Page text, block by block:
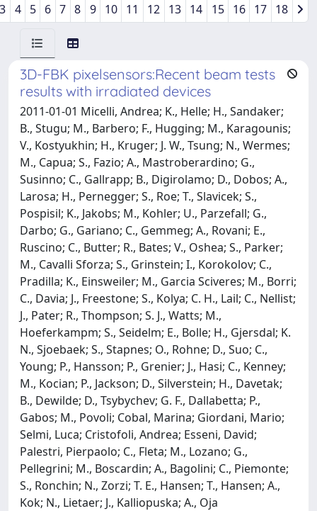
3 4 5 6 7 8 9 10 11 12 13 14 15 16 17 18
3D-FBK pixelsensors:Recent beam tests
results with irradiated devices
2011-01-01 Micelli, Andrea; K., Helle; H., Sandaker;
B., Stugu; M., Barbero; F., Hugging; M., Karagounis;
V., Kostyukhin; H., Kruger; J. W., Tsung; N., Wermes;
M., Capua; S., Fazio; A., Mastroberardino; G.,
Susinno; C., Gallrapp; B., Digirolamo; D., Dobos; A.,
Larosa; H., Pernegger; S., Roe; T., Slavicek; S.,
Pospisil; K., Jakobs; M., Kohler; U., Parzefall; G.,
Darbo; G., Gariano; C., Gemmeg; A., Rovani; E.,
Ruscino; C., Butter; R., Bates; V., Oshea; S., Parker;
M., Cavalli Sforza; S., Grinstein; I., Korokolov; C.,
Pradilla; K., Einsweiler; M., Garcia Sciveres; M., Borri;
C., Davia; J., Freestone; S., Kolya; C. H., Lail; C., Nellist;
J., Pater; R., Thompson; S. J., Watts; M.,
Hoeferkampm; S., Seidelm; E., Bolle; H., Gjersdal; K.
N., Sjoebaek; S., Stapnes; O., Rohne; D., Suo; C.,
Young; P., Hansson; P., Grenier; J., Hasi; C., Kenney;
M., Kocian; P., Jackson; D., Silverstein; H., Davetak;
B., Dewilde; D., Tsybychev; G. F., Dallabetta; P.,
Gabos; M., Povoli; Cobal, Marina; Giordani, Mario;
Selmi, Luca; Cristofoli, Andrea; Esseni, David;
Palestri, Pierpaolo; C., Fleta; M., Lozano; G.,
Pellegrini; M., Boscardin; A., Bagolini; C., Piemonte;
S., Ronchin; N., Zorzi; T. E., Hansen; T., Hansen; A.,
Kok; N., Lietaer; J., Kalliopuska; A., Oja